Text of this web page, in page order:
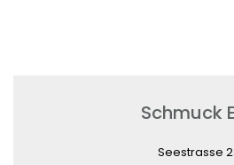
Schmuck
Seestrasse